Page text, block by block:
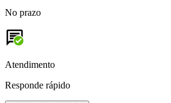
No prazo
Atendimento
Responde rápido